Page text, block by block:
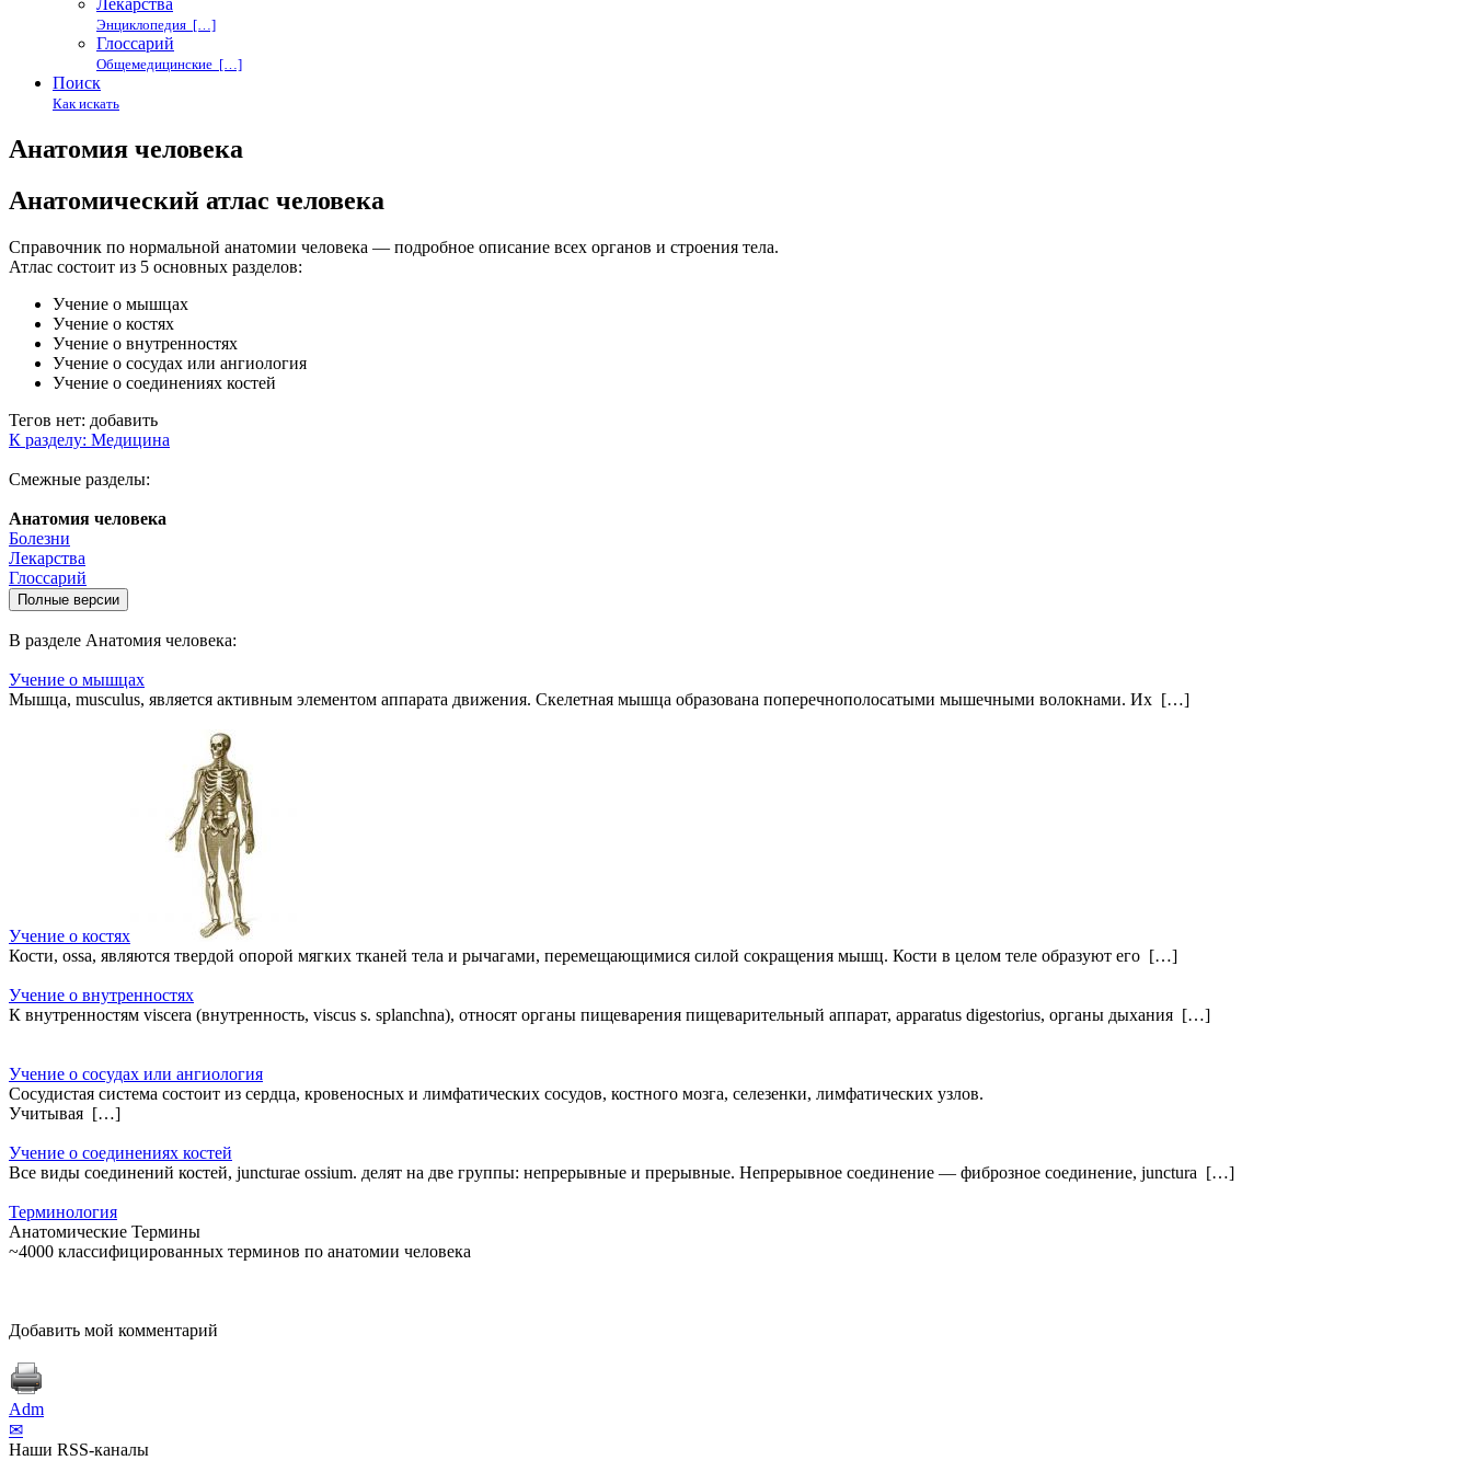
Лекарства
Энциклопедия […]
Глоссарий
Общемедицинские […]
Поиск
Как искать
Анатомия человека
Анатомический атлас человека
Справочник по нормальной анатомии человека — подробное описание всех органов и строения тела.
Атлас состоит из 5 основных разделов:
Учение о мышцах
Учение о костях
Учение о внутренностях
Учение о сосудах или ангиология
Учение о соединениях костей
Тегов нет: добавить
К разделу: Медицина
Смежные разделы:
Анатомия человека
Болезни
Лекарства
Глоссарий
В разделе Анатомия человека:
Учение о мышцах
Мышца, musculus, является активным элементом аппарата движения. Скелетная мышца образована поперечнополосатыми мышечными волокнами. Их […]
Учение о костях
Кости, ossa, являются твердой опорой мягких тканей тела и рычагами, перемещающимися силой сокращения мышц. Кости в целом теле образуют его […]
Учение о внутренностях
К внутренностям viscera (внутренность, viscus s. splanchna), относят органы пищеварения пищеварительный аппарат, apparatus digestorius, органы дыхания […]
Учение о сосудах или ангиология
Сосудистая система состоит из сердца, кровеносных и лимфатических сосудов, костного мозга, селезенки, лимфатических узлов.
Учитывая […]
Учение о соединениях костей
Все виды соединений костей, juncturae ossium. делят на две группы: непрерывные и прерывные. Непрерывное соединение — фиброзное соединение, junctura […]
Терминология
Анатомические Термины
~4000 классифицированных терминов по анатомии человека
Добавить мой комментарий
Adm
✉
Наши RSS-каналы